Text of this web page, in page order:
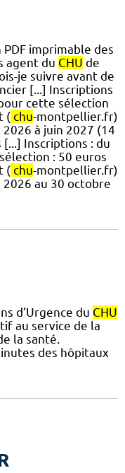
imprimable des
agent du CHU de
je suivre avant de
[...] Inscriptions
cette sélection
( chu-montpellier.fr)
à juin 2027 (14
Inscriptions : du
: 50 euros
( chu-montpellier.fr)
au 30 octobre
d’Urgence du CHU
au service de la
la santé.
des hôpitaux